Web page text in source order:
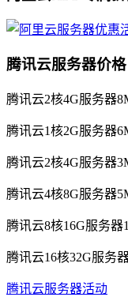
腾讯云服务器价格
腾讯云2核4G服务器
腾讯云1核2G服务器
腾讯云2核4G服务器
腾讯云4核8G服务器
腾讯云8核16G服务
腾讯云16核32G服务
腾讯云服务器活动